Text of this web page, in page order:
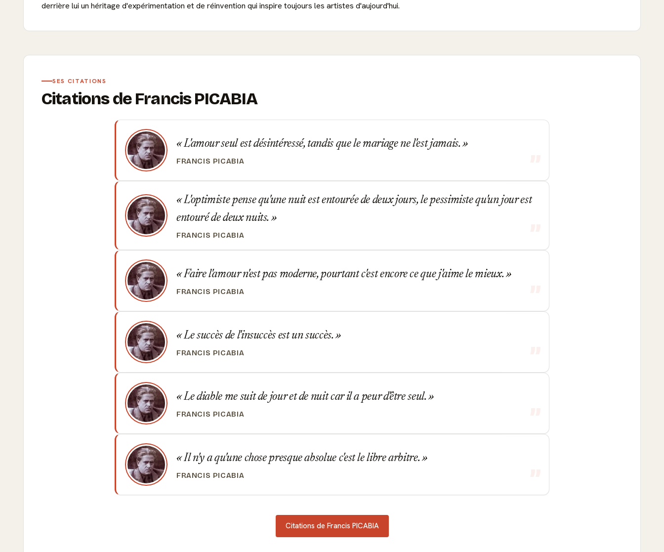
derrière lui un héritage d'expérimentation et de réinvention qui inspire toujours les artistes d'aujourd'hui.
SES CITATIONS
Citations de Francis PICABIA
L'amour seul est désintéressé, tandis que le mariage ne l'est jamais.
FRANCIS PICABIA
L'optimiste pense qu'une nuit est entourée de deux jours, le pessimiste qu'un jour est
entouré de deux nuits.
FRANCIS PICABIA
Faire l'amour n'est pas moderne, pourtant c'est encore ce que j'aime le mieux.
FRANCIS PICABIA
Le succès de l'insuccès est un succès.
FRANCIS PICABIA
Le diable me suit de jour et de nuit car il a peur d'être seul.
FRANCIS PICABIA
Il n'y a qu'une chose presque absolue c'est le libre arbitre.
FRANCIS PICABIA
Citations de Francis PICABIA